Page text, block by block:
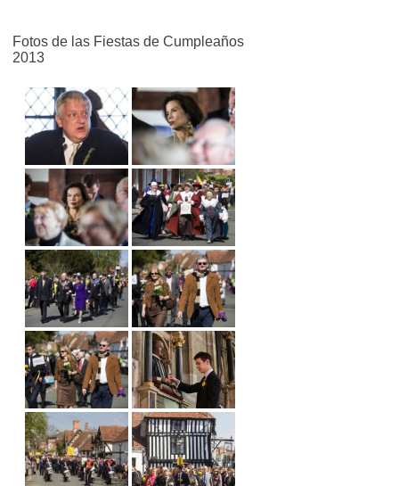
Fotos de las Fiestas de Cumpleaños
2013